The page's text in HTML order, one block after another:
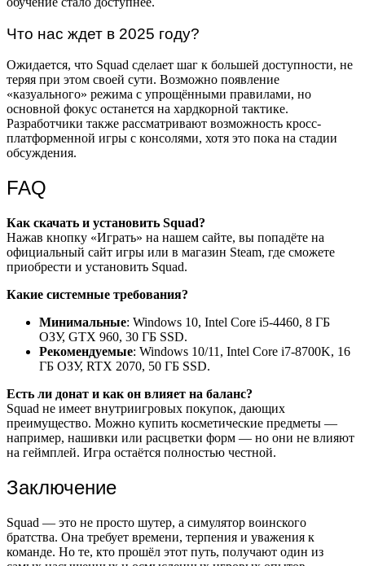
Что нас ждет в 2025 году?
Ожидается, что Squad сделает шаг к большей доступности, не
теряя при этом своей сути. Возможно появление
«казуального» режима с упрощёнными правилами, но
основной фокус останется на хардкорной тактике.
Разработчики также рассматривают возможность кросс-
платформенной игры с консолями, хотя это пока на стадии
обсуждения.
FAQ
Как скачать и установить Squad?
Нажав кнопку «Играть» на нашем сайте, вы попадёте на
официальный сайт игры или в магазин Steam, где сможете
приобрести и установить Squad.
Какие системные требования?
Минимальные: Windows 10, Intel Core i5-4460, 8 ГБ
ОЗУ, GTX 960, 30 ГБ SSD.
Рекомендуемые: Windows 10/11, Intel Core i7-8700K, 16
ГБ ОЗУ, RTX 2070, 50 ГБ SSD.
Есть ли донат и как он влияет на баланс?
Squad не имеет внутриигровых покупок, дающих
преимущество. Можно купить косметические предметы —
например, нашивки или расцветки форм — но они не влияют
на геймплей. Игра остаётся полностью честной.
Заключение
Squad — это не просто шутер, а симулятор воинского
братства. Она требует времени, терпения и уважения к
команде. Но те, кто прошёл этот путь, получают один из